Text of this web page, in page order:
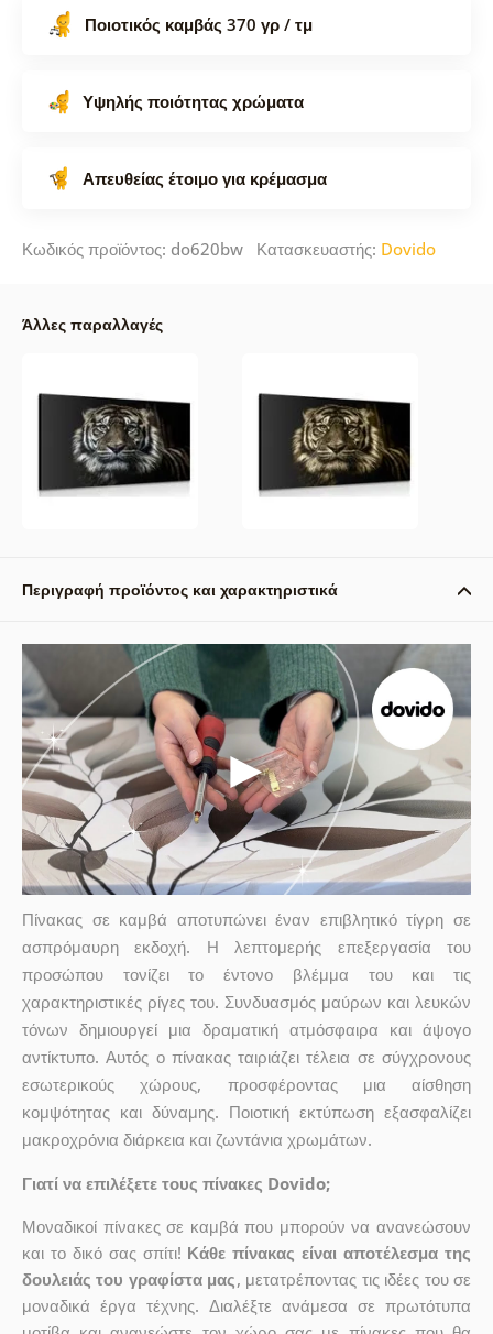
Ποιοτικός καμβάς 370 γρ / τμ
Υψηλής ποιότητας χρώματα
Απευθείας έτοιμο για κρέμασμα
Κωδικός προϊόντος: do620bw Κατασκευαστής: Dovido
Άλλες παραλλαγές
Περιγραφή προϊόντος και χαρακτηριστικά
Πίνακας σε καμβά αποτυπώνει έναν επιβλητικό τίγρη σε
ασπρόμαυρη εκδοχή. Η λεπτομερής επεξεργασία του
προσώπου τονίζει το έντονο βλέμμα του και τις
χαρακτηριστικές ρίγες του. Συνδυασμός μαύρων και λευκών
τόνων δημιουργεί μια δραματική ατμόσφαιρα και άψογο
αντίκτυπο. Αυτός ο πίνακας ταιριάζει τέλεια σε σύγχρονους
εσωτερικούς χώρους, προσφέροντας μια αίσθηση
κομψότητας και δύναμης. Ποιοτική εκτύπωση εξασφαλίζει
μακροχρόνια διάρκεια και ζωντάνια χρωμάτων.
Γιατί να επιλέξετε τους πίνακες Dovido;
Μοναδικοί πίνακες σε καμβά που μπορούν να ανανεώσουν
και το δικό σας σπίτι! Κάθε πίνακας είναι αποτέλεσμα της
δουλειάς του γραφίστα μας, μετατρέποντας τις ιδέες του σε
μοναδικά έργα τέχνης. Διαλέξτε ανάμεσα σε πρωτότυπα